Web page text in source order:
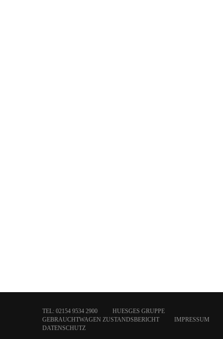
TEL: 02154 9534 2900
HUESGES GRUPPE
GEBRAUCHTWAGEN ZUSTANDSBERICHT
IMPRESSUM
DATENSCHUTZ